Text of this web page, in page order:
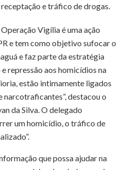
e tráfico de drogas.
Operação Vigília é uma ação
e tem como objetivo sufocar o
e faz parte da estratégia
repressão aos homicídios na
estão intimamente ligados
destacou o
da Silva. O delegado
um homicídio, o tráfico de
que possa ajudar na